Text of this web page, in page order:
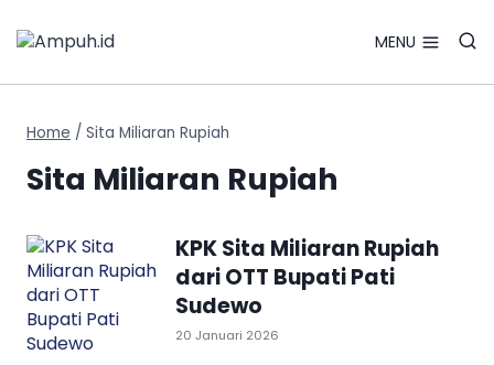
to
content
MENU
Home / Sita Miliaran Rupiah
Sita Miliaran Rupiah
KPK Sita Miliaran Rupiah
dari OTT Bupati Pati
Sudewo
20 Januari 2026